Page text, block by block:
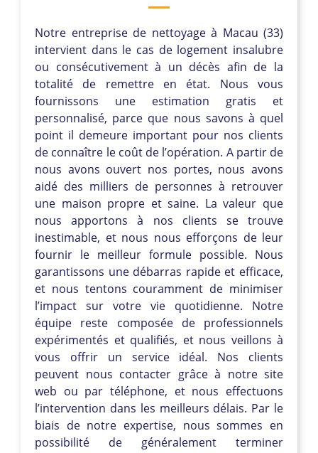
Notre entreprise de nettoyage à Macau (33)
intervient dans le cas de logement insalubre
ou consécutivement à un décès afin de la
totalité de remettre en état. Nous vous
fournissons une estimation gratis et
personnalisé, parce que nous savons à quel
point il demeure important pour nos clients
de connaître le coût de l’opération. A partir de
nous avons ouvert nos portes, nous avons
aidé des milliers de personnes à retrouver
une maison propre et saine. La valeur que
nous apportons à nos clients se trouve
inestimable, et nous nous efforçons de leur
fournir le meilleur formule possible. Nous
garantissons une débarras rapide et efficace,
et nous tentons couramment de minimiser
l’impact sur votre vie quotidienne. Notre
équipe reste composée de professionnels
expérimentés et qualifiés, et nous veillons à
vous offrir un service idéal. Nos clients
peuvent nous contacter grâce à notre site
web ou par téléphone, et nous effectuons
l’intervention dans les meilleurs délais. Par le
biais de notre expertise, nous sommes en
possibilité de généralement terminer